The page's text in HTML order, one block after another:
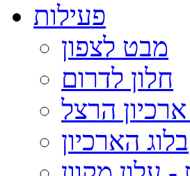
פעילות
מבט לצפון
חלון לדרום
הרצל
בלוג הארכיון